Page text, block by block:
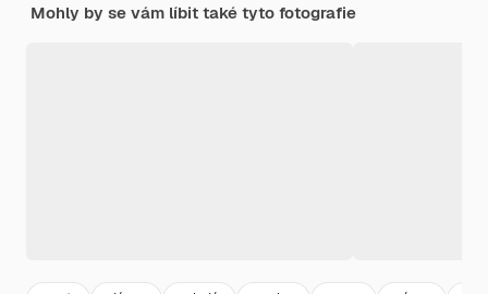
Mohly by se vám líbit také tyto fotografie